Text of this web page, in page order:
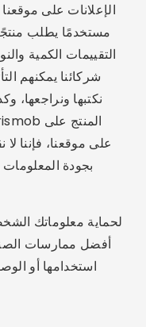
الإعلانات على
مستخدمًا يطلب
التقييمات الكمية
شركائنا يمكنهم
نكتبها ونراجعها،
على موقعنا، فإننا
بجودة المعلومات
لحماية معلوماتك
أفضل ممارسات
استخدامها أو